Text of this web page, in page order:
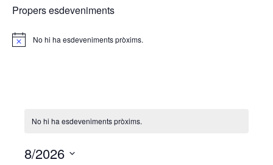
Propers esdeveniments
Notice No hi ha esdeveniments pròxims.